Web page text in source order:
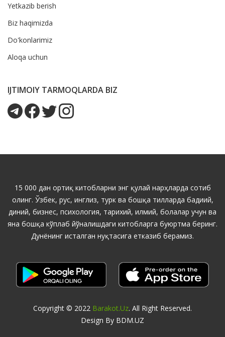
Yetkazib berish
Biz haqimizda
Do'konlarimiz
Aloqa uchun
IJTIMOIY TARMOQLARDA BIZ
15 000 дан ортиқ китобларни энг қулай нарҳларда сотиб
олинг. Ўзбек, рус, инглиз, турк ва бошқа тилларда бадиий,
диний, бизнес, психология, тарихий, илмий, болалар учун ва
яна бошқа кўплаб йўналишдаги китобларга буюртма беринг.
Дунёнинг исталган нуқтасига етказиб берамиз.
Copyright © 2022 Barakot.uz. All Right Reserved.
Design By BDM.UZ